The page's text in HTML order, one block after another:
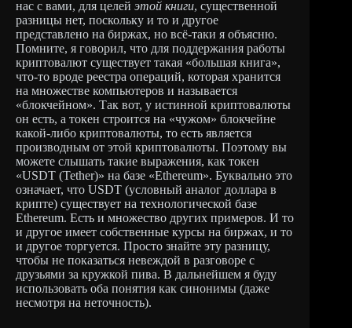
нас с вами, для целей этой книги, существенной
разницы нет, поскольку и то и другое
представлено на биржах, но всё-таки я объясню.
Помните, я говорил, что для поддержания работы
криптовалют существует такая «большая книга»,
что-то вроде реестра операций, которая хранится
на множестве компьютеров и называется
«блокчейном». Так вот, у истинной криптовалюты
он есть, а токен строится на «чужом» блокчейне
какой-либо криптовалюты, то есть является
производным от этой криптовалюты. Поэтому вы
можете слышать такие выражения, как токен
«USDT (Tether)» на базе «Ethereum». Буквально это
означает, что USDT (условный аналог доллара в
крипте) существует на технологической базе
Ethereum. Есть и множество других примеров. И то
и другое имеет собственные курсы на биржах, и то
и другое торгуется. Просто знайте эту разницу,
чтобы не показаться невеждой в разговоре с
друзьями за кружкой пива. В дальнейшем я буду
использовать оба понятия как синонимы (даже
несмотря на неточность).